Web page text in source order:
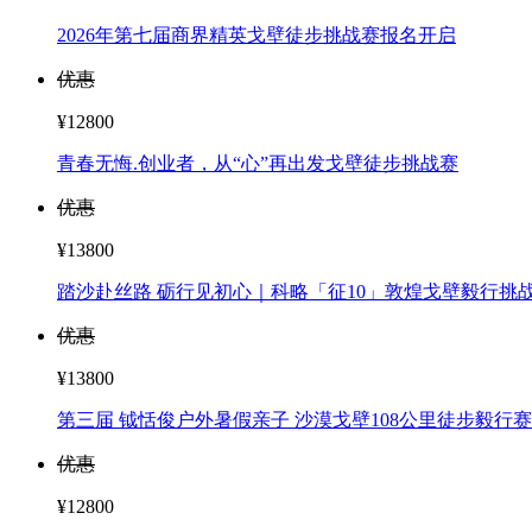
¥12800
青春无悔.创业者，从“心”再出发戈壁徒步挑战赛
优惠
¥13800
踏沙赴丝路 砺行见初心｜科略「征10」敦煌戈壁毅行挑战
优惠
¥13800
第三届 钺恬俊户外暑假亲子 沙漠戈壁108公里徒步毅行赛
优惠
¥12800
《跟着生命树去旅行》西宁出发敦煌结束9日游，沉浸式
优惠